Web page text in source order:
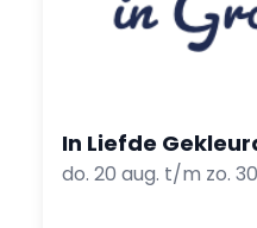
In Liefde
do. 20 aug. t/m zo.